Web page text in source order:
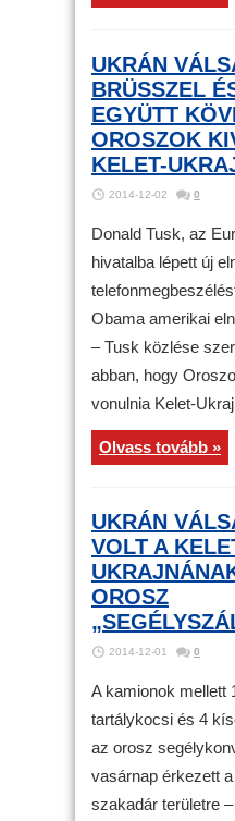
UKRÁN
BRÜSSZEL
EGYÜTT
OROSZOK
KELET-
2014-12-02 0
Donald Tusk, az
hivatalba lépett új
Obama amerikai
– Tusk közlése
abban, hogy
vonulnia Kelet-
Olvass tovább »
UKRÁN
VOLT A
OROSZ
2014-12-01 0
A kamionok mellett
tartálykocsi és 4
az orosz
vasárnap érkezett
szakadár területre